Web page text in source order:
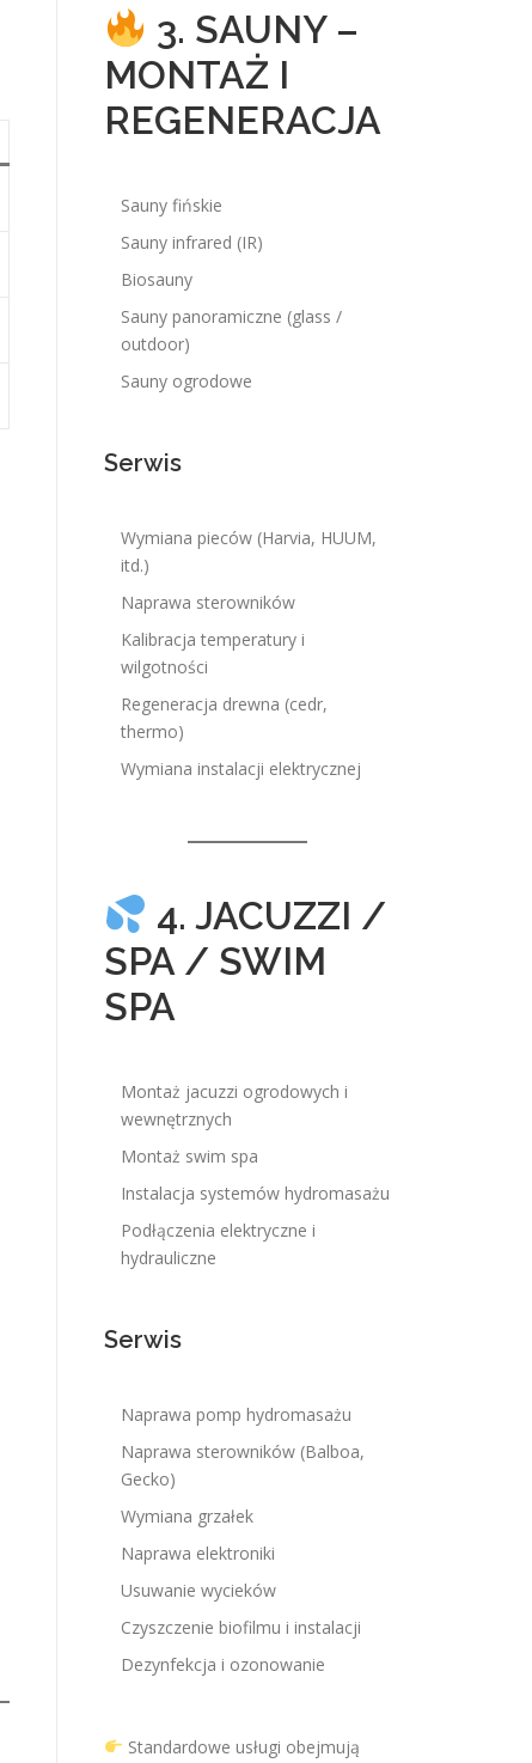
3. SAUNY –
MONTAŻ I
REGENERACJA
Sauny fińskie
Sauny infrared (IR)
Biosauny
Sauny panoramiczne (glass /
outdoor)
Sauny ogrodowe
Serwis
Wymiana pieców (Harvia, HUUM,
itd.)
Naprawa sterowników
Kalibracja temperatury i
wilgotności
Regeneracja drewna (cedr,
thermo)
Wymiana instalacji elektrycznej
4. JACUZZI /
SPA / SWIM
SPA
Montaż jacuzzi ogrodowych i
wewnętrznych
Montaż swim spa
Instalacja systemów hydromasażu
Podłączenia elektryczne i
hydrauliczne
Serwis
Naprawa pomp hydromasażu
Naprawa sterowników (Balboa,
Gecko)
Wymiana grzałek
Naprawa elektroniki
Usuwanie wycieków
Czyszczenie biofilmu i instalacji
Dezynfekcja i ozonowanie
Standardowe usługi obejmują